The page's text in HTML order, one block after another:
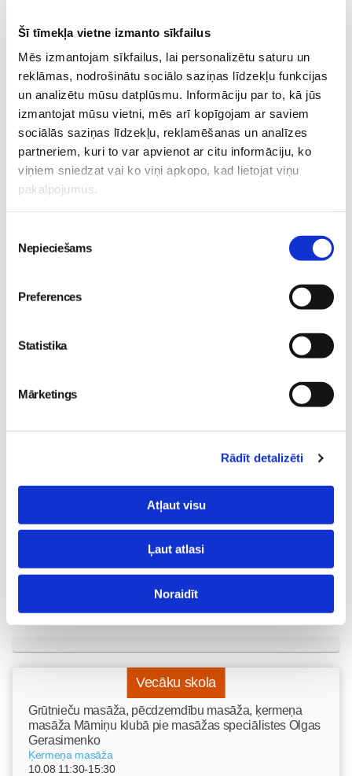
Šī tīmekļa vietne izmanto sīkfailus
Mēs izmantojam sīkfailus, lai personalizētu saturu un
reklāmas, nodrošinātu sociālo saziņas līdzekļu funkcijas
un analizētu mūsu datplūsmu. Informāciju par to, kā jūs
izmantojat mūsu vietni, mēs arī kopīgojam ar saviem
sociālās saziņas līdzekļu, reklamēšanas un analīzes
partneriem, kuri to var apvienot ar citu informāciju, ko
viņiem sniedzat vai ko viņi apkopo, kad lietojat viņu
pakalpojumus.
izvēle
Nepieciešams
Preferences
Statistika
Mārketings
Rādīt detalizēti
Atļaut visu
Ļaut atlasi
Noraidīt
20. Jul 00:00
Izglītība ārpus ierastajiem
rāmjiem
Skola
30. May 09:55
Kā palīdzēt bērnam
justies sadzirdētam un
Edmunda Jansona
“Laimīgie” tituldziesmu
26. May 18:12
Vecāku skola
Grūtnieču masāža, pēcdzemdību masāža, ķermeņa
masāža Māmiņu klubā pie masāžas speciālistes Olgas
Gerasimenko
Ķermeņa masāža
10.08 11:30-15:30